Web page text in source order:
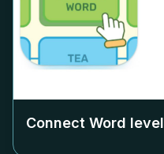
Connect Word level